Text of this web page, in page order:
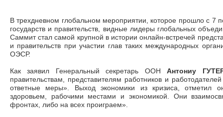
В трехдневном глобальном мероприятии, которое прошло с 7
государств и правительств, видные лидеры глобальных
Саммит стал самой крупной в истории онлайн-встречей
и правительств при участии глав таких международных
ОЭСР.
Как заявил Генеральный секретарь ООНАнтониу
правительствам, представителям работников и
ответные меры». Выход экономики из кризиса, отметил
здоровьем, рабочими местами и экономикой. Они
фронтах, либо на всех проиграем».